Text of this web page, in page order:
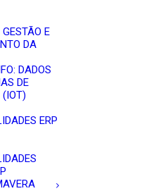
E
DA
DADOS
DE
(IOT)
ERP